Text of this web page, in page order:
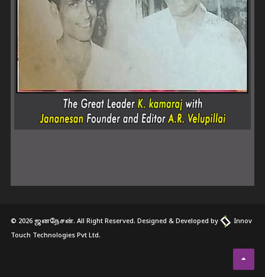
© 2026 ஜனநேசன். All Right Reserved. Designed & Developed by
Innov
Touch Technologies Pvt Ltd.